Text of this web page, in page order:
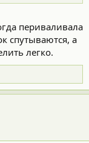
периваливала
спутываются, а
легко.